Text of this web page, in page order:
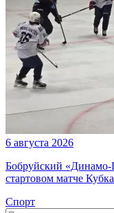
6 августа 2026
Бобруйский
стартовом матче
Спорт